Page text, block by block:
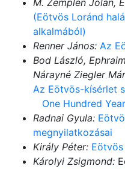
M. Zemplén Jolán,
(Eötvös Loránd
alkalmából)
Renner János: Az
Bod László,
Nárayné Ziegler
Az Eötvös-kísérlet
One Hundred
Radnai Gyula:
megnyilatkozásai
Király Péter: Eötvös
Károlyi Zsigmond: